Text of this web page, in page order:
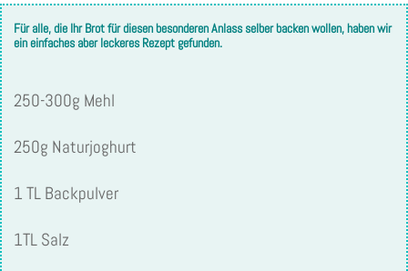
Für alle, die Ihr Brot für diesen besonderen Anlass selber backen wollen, haben wir
ein einfaches aber leckeres Rezept gefunden.
250-300g Mehl
250g Naturjoghurt
1 TL Backpulver
1TL Salz